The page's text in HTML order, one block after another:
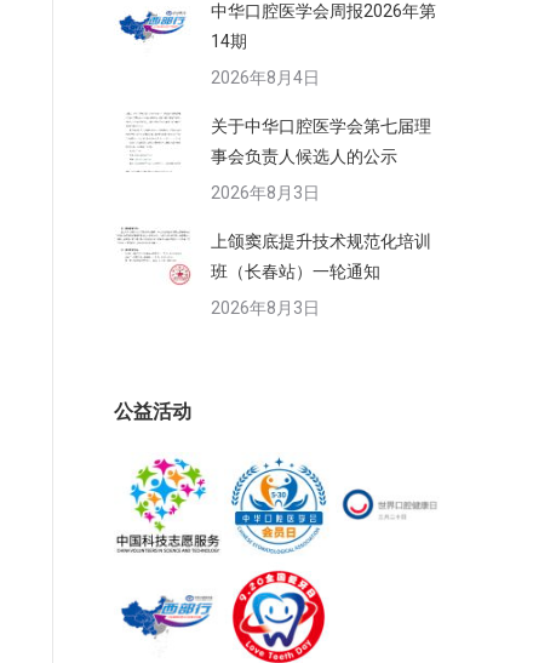
中华口腔医学会周报2026年第
14期
2026年8月4日
关于中华口腔医学会第七届理
事会负责人候选人的公示
2026年8月3日
上颌窦底提升技术规范化培训
班（长春站）一轮通知
2026年8月3日
公益活动